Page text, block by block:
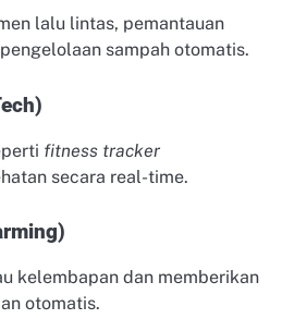
lalu lintas, pemantauan
sampah otomatis.
fitness tracker
secara real-time.
kelembapan dan memberikan
otomatis.